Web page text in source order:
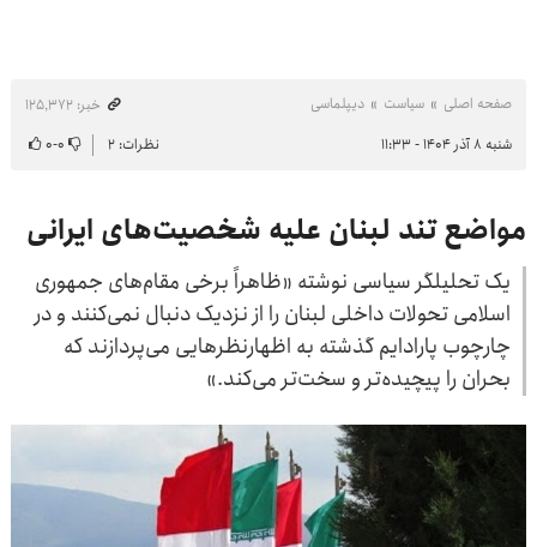
صفحه اصلی سیاست دیپلماسی
خبر: ۱۲۵٬۳۷۲
شنبه ۸ آذر ۱۴۰۴ - ۱۱:۳۳
نظرات: ۲ ۰-۰
مواضع تند لبنان علیه شخصیت‌های ایرانی
یک تحلیلگر سیاسی نوشته «ظاهراً برخی مقام‌های جمهوری
اسلامی تحولات داخلی لبنان را از نزدیک دنبال نمی‌کنند و در
چارچوب پارادایم گذشته به اظهارنظرهایی می‌پردازند که
بحران را پیچیده‌تر و سخت‌تر می‌کند.»